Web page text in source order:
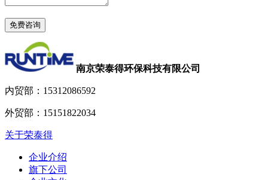
南京荣泰得环保科技有限公司
内贸部： 15312086592
外贸部： 15151822034
关于荣泰得
企业介绍
旗下公司